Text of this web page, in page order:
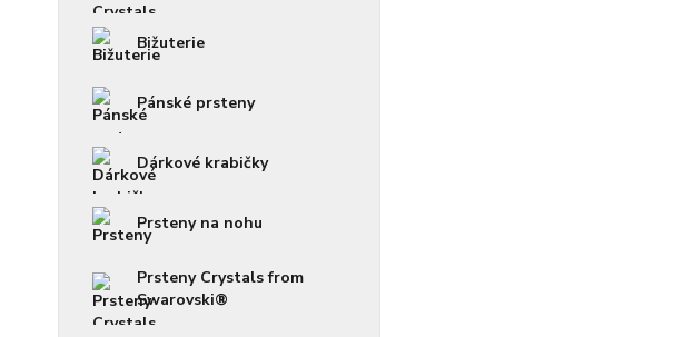
Bižuterie
Pánské prsteny
Dárkové krabičky
Prsteny na nohu
Prsteny Crystals from
Swarovski®